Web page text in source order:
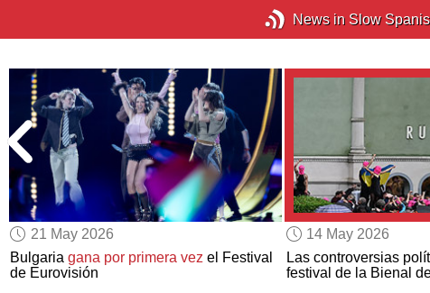
News in Slow
21 May 2026
Bulgariagana por primera vez el Festival
de Eurovisión
14 May 2026
Las controversias
festival de la Bienal